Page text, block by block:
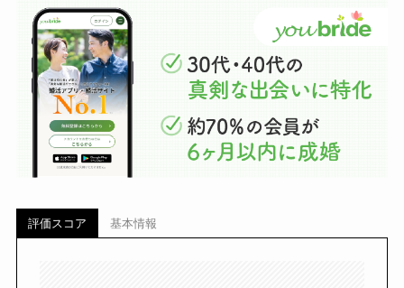
評価スコア 基本情報